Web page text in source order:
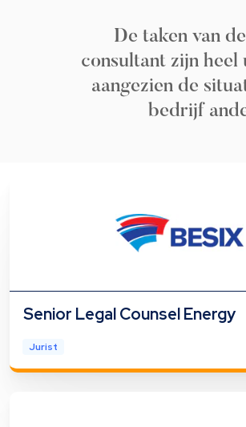
De taken van
consultant zijn heel
aangezien de
bedrijf
Senior Legal Counsel Energy
Jurist